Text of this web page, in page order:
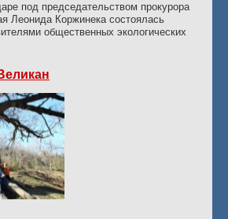
под председательством прокурора
Леонида Коржинека состоялась
общественных экологических